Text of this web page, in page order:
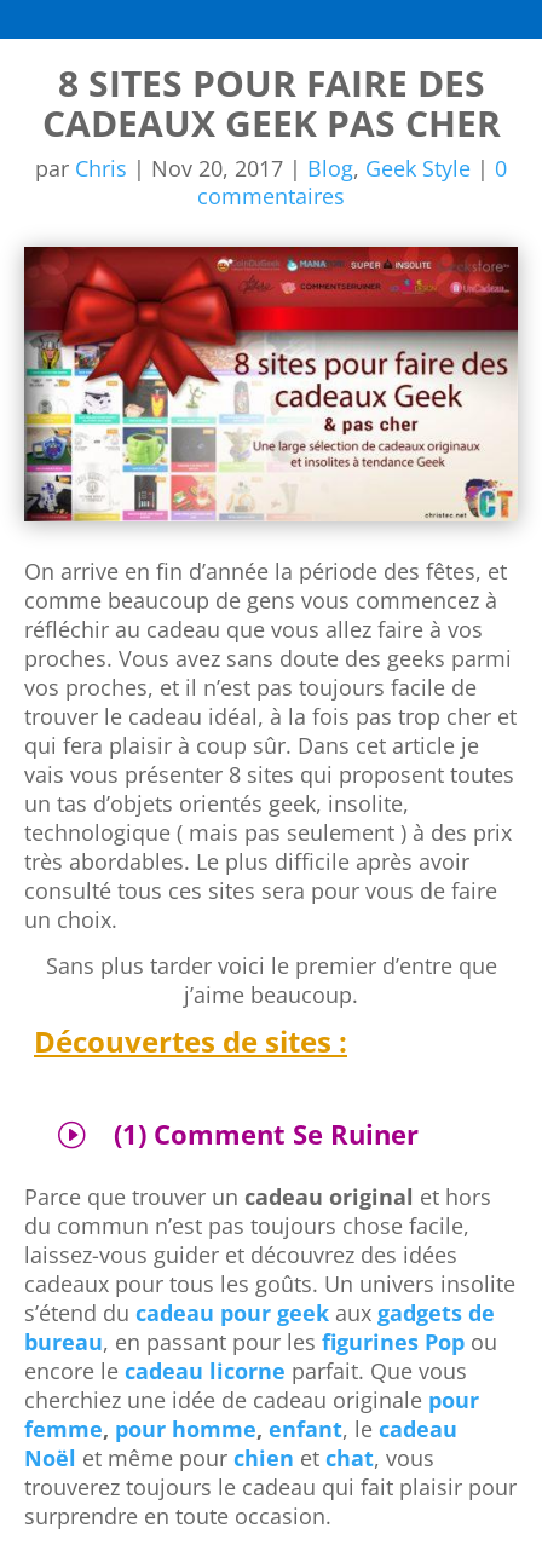
8 SITES POUR FAIRE DES
CADEAUX GEEK PAS CHER
par Chris | Nov 20, 2017 | Blog, Geek Style | 0
commentaires
On arrive en fin d’année la période des fêtes, et
comme beaucoup de gens vous commencez à
réfléchir au cadeau que vous allez faire à vos
proches. Vous avez sans doute des geeks parmi
vos proches, et il n’est pas toujours facile de
trouver le cadeau idéal, à la fois pas trop cher et
qui fera plaisir à coup sûr. Dans cet article je
vais vous présenter 8 sites qui proposent toutes
un tas d’objets orientés geek, insolite,
technologique ( mais pas seulement ) à des prix
très abordables. Le plus difficile après avoir
consulté tous ces sites sera pour vous de faire
un choix.
Sans plus tarder voici le premier d’entre que
j’aime beaucoup.
Découvertes de sites :
I (1) Comment Se Ruiner
Parce que trouver un cadeau original et hors
du commun n’est pas toujours chose facile,
laissez-vous guider et découvrez des idées
cadeaux pour tous les goûts. Un univers insolite
s’étend du cadeau pour geek aux gadgets de
bureau, en passant pour les figurines Pop ou
encore le cadeau licorne parfait. Que vous
cherchiez une idée de cadeau originale pour
femme, pour homme, enfant, le cadeau
Noël et même pour chien et chat, vous
trouverez toujours le cadeau qui fait plaisir pour
surprendre en toute occasion.